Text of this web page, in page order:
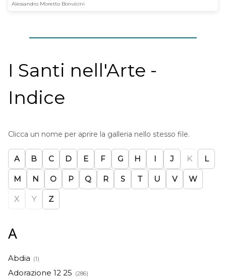
Alessandro Moretto Bonvicini
I Santi nell'Arte -
Indice
Clicca un nome per aprire la galleria nello stesso file.
A B C D E F G H I J K L
M N O P Q R S T U V W
X Y Z
A
Abdia (1)
Adorazione 12 25 (286)